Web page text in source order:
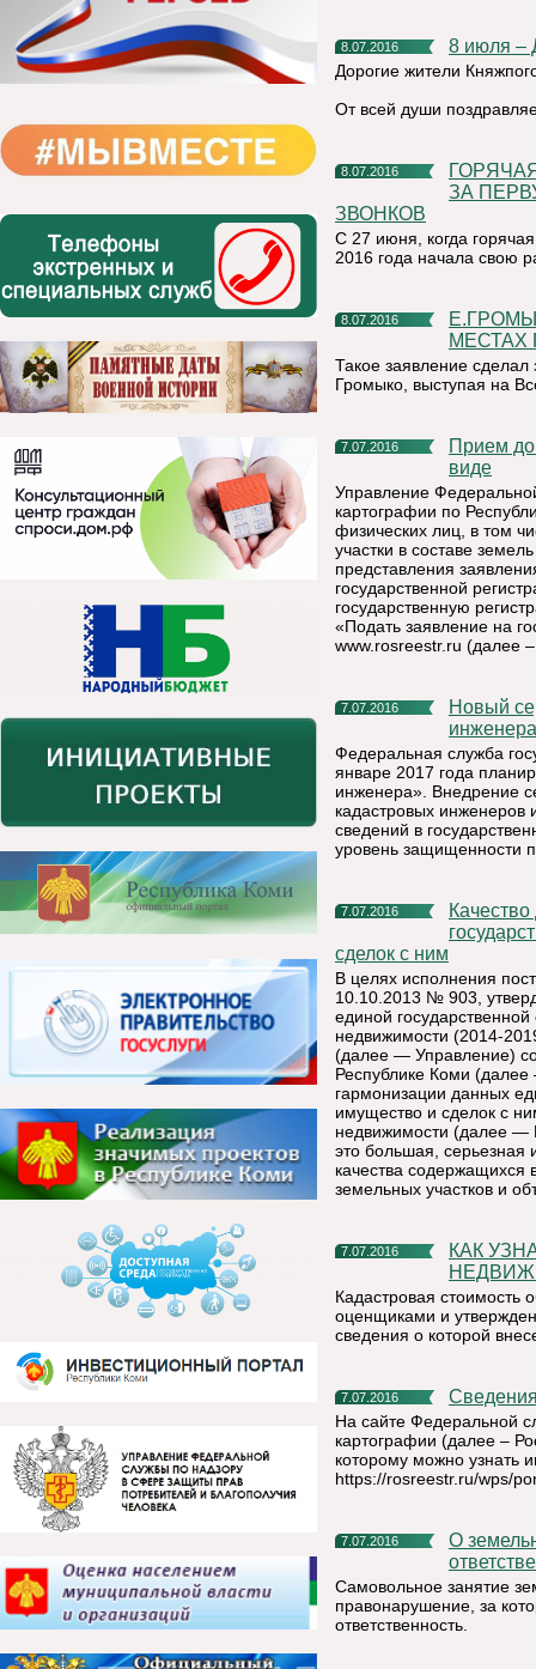
8.07.2016 8 июля
Дорогие жители
От всей души
8.07.2016
ГОРЯЧАЯ ЛИНИЯ СЕЛЬСКОХОЗЯЙСТВЕННОЙ ПЕРЕПИСИ
ЗА
ЗВОНКОВ
С 27 июня, когда
2016 года начала свою
8.07.2016
Е.ГРОМЫКО: НА ДАННЫЙ МОМЕНТ ПЕРЕПИСЬ НА
МЕСТАХ
Такое заявление сделал
Громыко, выступая на
7.07.2016
Прием документов на регистрацию прав в электронном
виде
Управление
картографии по
физических лиц, в том
участки в составе
представления
государственной
государственную
«Подать заявление на
www.rosreestr.ru (далее
7.07.2016
Новый сервис Росреестра «Личный кабинет кадастрового
Федеральная служба
январе 2017 года
инженера». Внедрение
кадастровых инженеров
сведений в
уровень защищенности
7.07.2016
Качество данных информационного ресурса Единого
сделок с ним
В целях исполнения
10.10.2013 № 903,
единой
недвижимости (2014-
(далее — Управление)
Республике Коми
гармонизации данных
имущество и сделок с
недвижимости (далее
это большая, серьезная
качества
земельных участков и
7.07.2016
КАК УЗНАТЬ КАДАСТРОВУЮ СТОИМОСТЬ ОБЪЕКТА
Кадастровая стоимость
оценщиками и
сведения о которой
7.07.2016
На сайте Федеральной
картографии (далее –
которому можно узнать
https://rosreestr.ru/wps/
7.07.2016
О земельных правонарушениях и административной
Самовольное занятие
правонарушение, за
ответственность.